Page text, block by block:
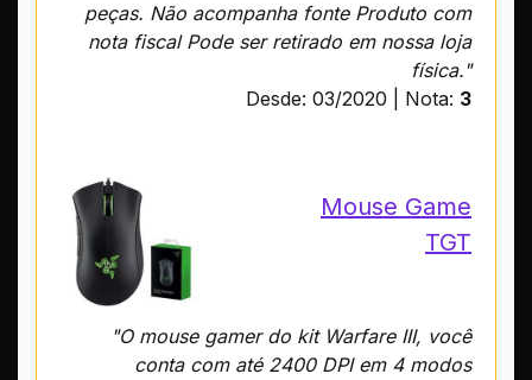
peças. Não acompanha fonte Produto com
nota fiscal Pode ser retirado em nossa loja
física."
Desde: 03/2020 | Nota: 3
Mouse Game
TGT
"O mouse gamer do kit Warfare III, você
conta com até 2400 DPI em 4 modos